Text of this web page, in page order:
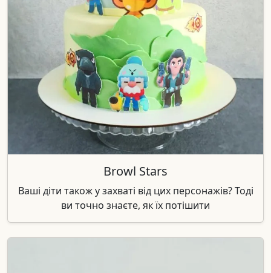
Browl Stars
Ваші діти також у захваті від цих персонажів? Тоді
ви точно знаєте, як їх потішити